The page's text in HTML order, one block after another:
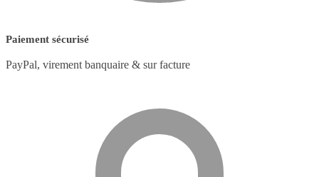
Paiement sécurisé
PayPal, virement banquaire & sur facture